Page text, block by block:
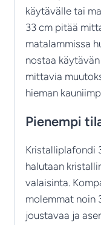
käytävälle tai
33 cm pitää
matalammissa
nostaa
mittavia
hieman
Pienempi
Kristalliplafondi
halutaan
valaisinta.
molemmat noin
joustavaa ja